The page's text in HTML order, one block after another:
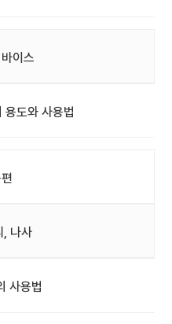
이스
용도와 사용법
, 나사
사용법